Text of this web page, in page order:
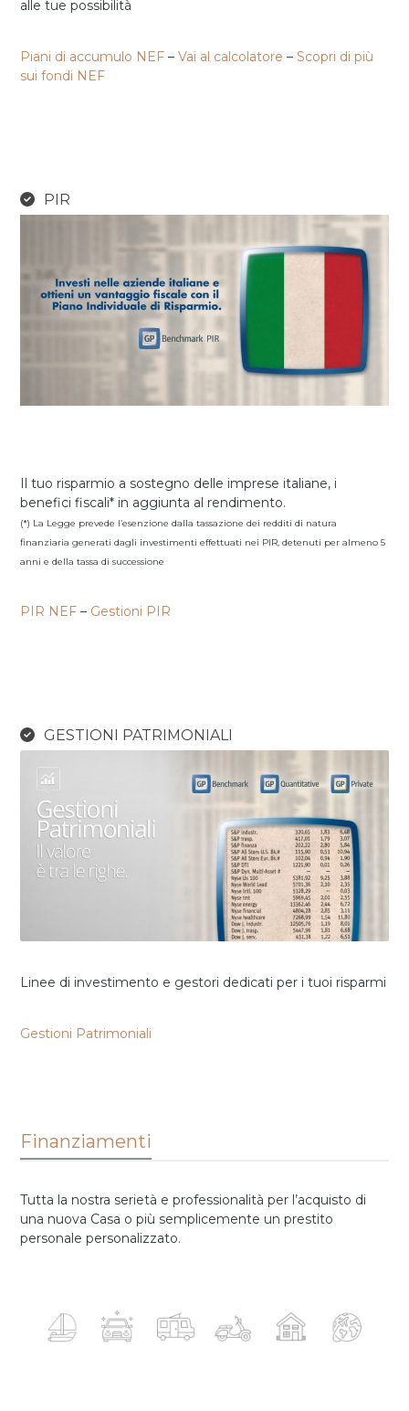
alle tue possibilità
Piani di accumulo NEF –Vai al calcolatore –Scopri di più
sui fondi NEF
PIR
Il tuo risparmio a sostegno delle imprese italiane, i
benefici fiscali* in aggiunta al rendimento.
(*) La Legge prevede l’esenzione dalla tassazione dei redditi di natura
finanziaria generati dagli investimenti effettuati nei PIR, detenuti per almeno 5
anni e della tassa di successione
PIR NEF – Gestioni PIR
GESTIONI PATRIMONIALI
Linee di investimento e gestori dedicati per i tuoi risparmi
Gestioni Patrimoniali
Finanziamenti
Tutta la nostra serietà e professionalità per l’acquisto di
una nuova Casa o più semplicemente un prestito
personale personalizzato.